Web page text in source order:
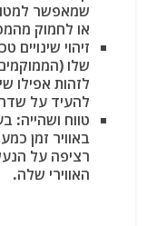
או לחמוק
זיהוי שינויים
שלו
לזהות אפילו
להעיד על
טווח ושהייה:
באוויר זמן
רציפה על
האווירי שלה.